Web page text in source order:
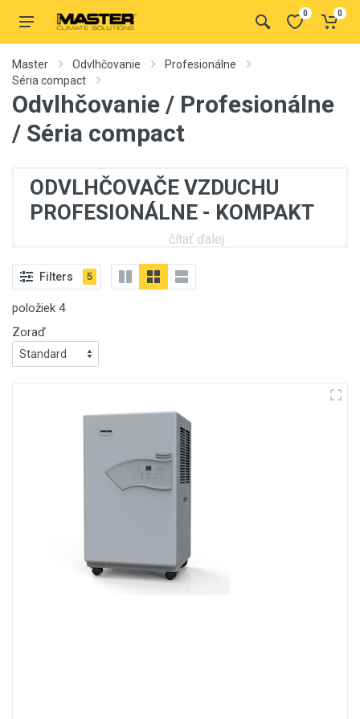
0 0
Master Odvlhčovanie
Profesionálne
Séria compact
Odvlhčovanie / Profesionálne
/ Séria compact
ODVLHČOVAČE VZDUCHU
PROFESIONÁLNE - KOMPAKT
čítať ďalej
Filters 5
položiek 4
Zoraď